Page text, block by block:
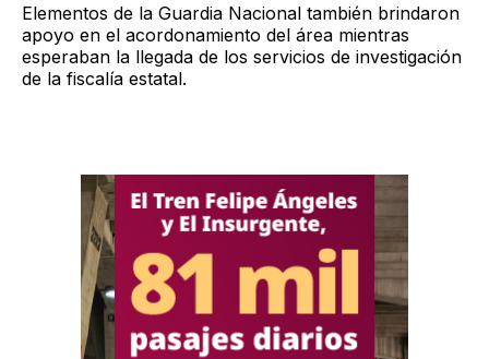
Elementos de la Guardia Nacional también brindaron
apoyo en el acordonamiento del área mientras
esperaban la llegada de los servicios de investigación
de la fiscalía estatal.